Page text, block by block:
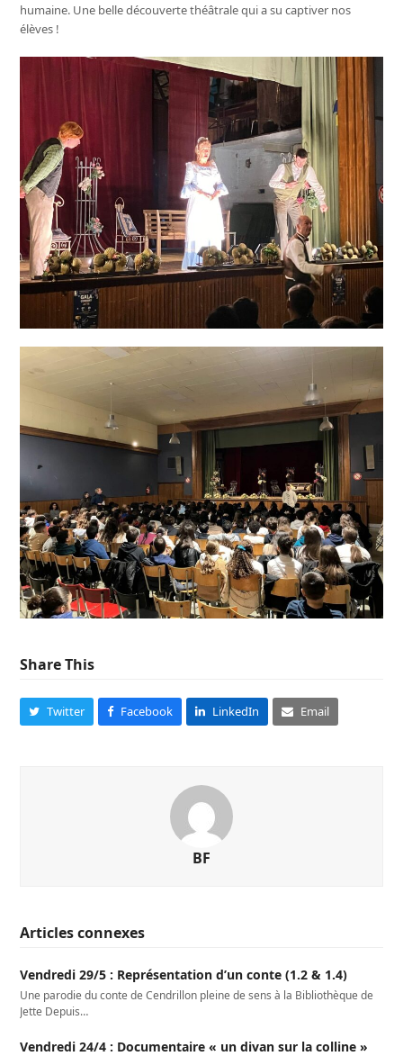
humaine. Une belle découverte théâtrale qui a su captiver nos
élèves !
Share This
Twitter Facebook LinkedIn Email
BF
Articles connexes
Vendredi 29/5 : Représentation d’un conte (1.2 & 1.4)
Une parodie du conte de Cendrillon pleine de sens à la Bibliothèque de
Jette Depuis…
Vendredi 24/4 : Documentaire « un divan sur la colline »